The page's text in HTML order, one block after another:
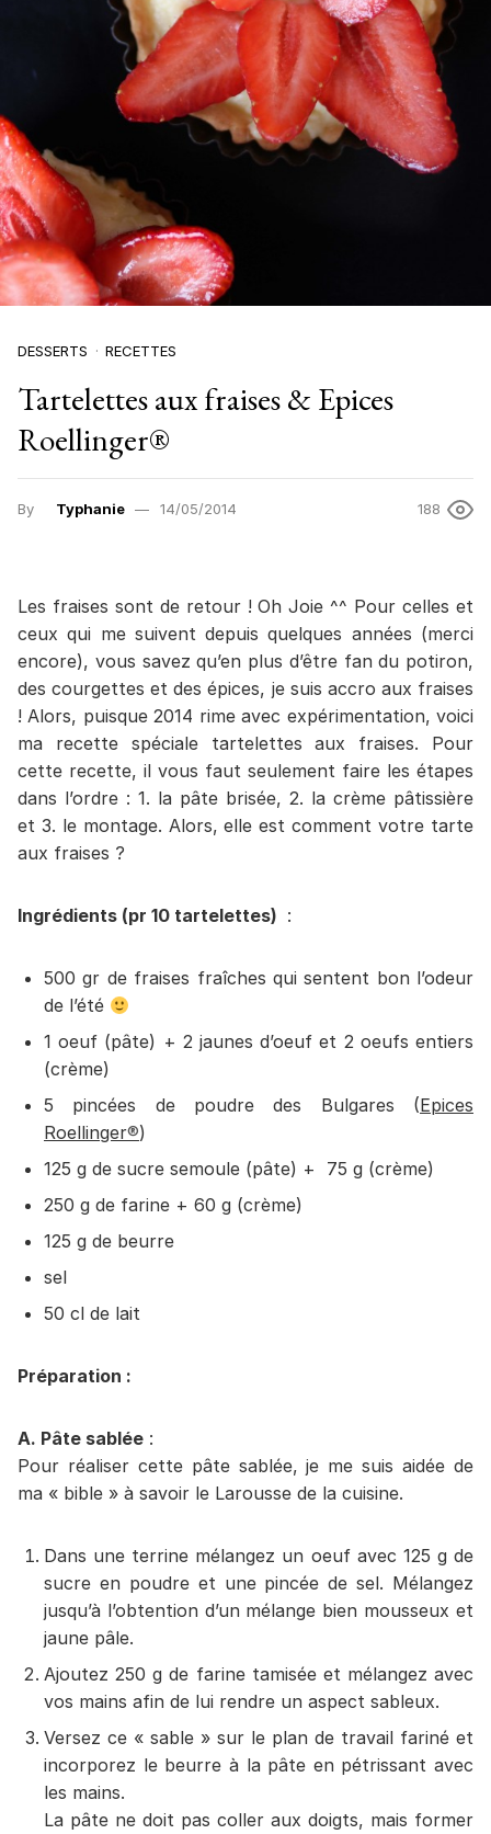
DESSERTS RECETTES
Tartelettes aux fraises & Epices
Roellinger®
By Typhanie 14/05/2014 188
Les fraises sont de retour ! Oh Joie ^^ Pour celles et
ceux qui me suivent depuis quelques années (merci
encore), vous savez qu’en plus d’être fan du potiron,
des courgettes et des épices, je suis accro aux fraises
! Alors, puisque 2014 rime avec expérimentation, voici
ma recette spéciale tartelettes aux fraises. Pour
cette recette, il vous faut seulement faire les étapes
dans l’ordre : 1. la pâte brisée, 2. la crème pâtissière
et 3. le montage. Alors, elle est comment votre tarte
aux fraises ?
Ingrédients (pr 10 tartelettes) :
500 gr de fraises fraîches qui sentent bon l’odeur
de l’été
1 oeuf (pâte) + 2 jaunes d’oeuf et 2 oeufs entiers
(crème)
5 pincées de poudre des Bulgares (Epices
Roellinger®)
125 g de sucre semoule (pâte) + 75 g (crème)
250 g de farine + 60 g (crème)
125 g de beurre
sel
50 cl de lait
Préparation :
A. Pâte sablée :
Pour réaliser cette pâte sablée, je me suis aidée de
ma « bible » à savoir le Larousse de la cuisine.
Dans une terrine mélangez un oeuf avec 125 g de
sucre en poudre et une pincée de sel. Mélangez
jusqu’à l’obtention d’un mélange bien mousseux et
jaune pâle.
Ajoutez 250 g de farine tamisée et mélangez avec
vos mains afin de lui rendre un aspect sableux.
Versez ce « sable » sur le plan de travail fariné et
incorporez le beurre à la pâte en pétrissant avec
les mains.
La pâte ne doit pas coller aux doigts, mais former